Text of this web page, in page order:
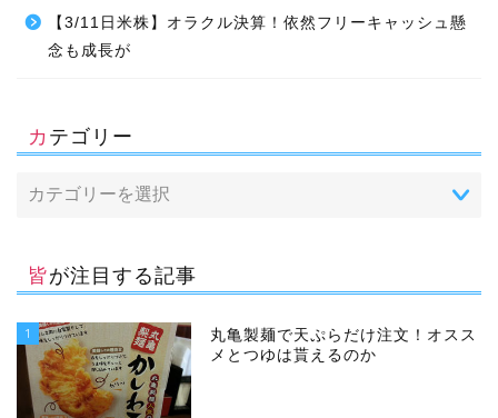
【3/11日米株】オラクル決算！依然フリーキャッシュ懸
念も成長が
カテゴリー
皆が注目する記事
1
丸亀製麺で天ぷらだけ注文！オスス
メとつゆは貰えるのか